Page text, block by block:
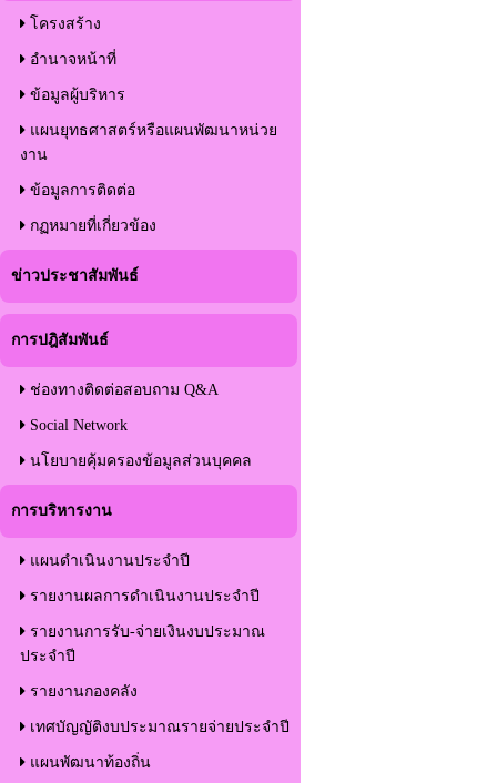
โครงสร้าง
อำนาจหน้าที่
ข้อมูลผู้บริหาร
แผนยุทธศาสตร์หรือแผนพัฒนาหน่วย
งาน
ข้อมูลการติดต่อ
กฏหมายที่เกี่ยวข้อง
ข่าวประชาสัมพันธ์
การปฎิสัมพันธ์
ช่องทางติดต่อสอบถาม Q&A
Social Network
นโยบายคุ้มครองข้อมูลส่วนบุคคล
การบริหารงาน
แผนดำเนินงานประจำปี
รายงานผลการดำเนินงานประจำปี
รายงานการรับ-จ่ายเงินงบประมาณ
ประจำปี
รายงานกองคลัง
เทศบัญญัติงบประมาณรายจ่ายประจำปี
แผนพัฒนาท้องถิ่น